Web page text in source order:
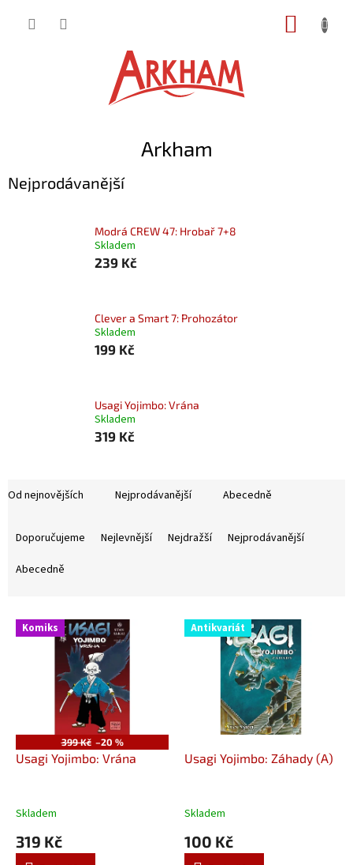
Arkham
Nejprodávanější
Modrá CREW 47: Hrobař 7+8
Skladem
239 Kč
Clever a Smart 7: Prohozátor
Skladem
199 Kč
Usagi Yojimbo: Vrána
Skladem
319 Kč
Od nejnovějších Nejprodávanější Abecedně
p
Doporučujeme Nejlevnější Nejdražší
Nejprodávanější
Abecedně
V Komiks
399 Kč –20 %
Usagi Yojimbo: Vrána
Skladem
319 Kč
Antikvariát
Usagi Yojimbo: Záhady (A)
Skladem
100 Kč